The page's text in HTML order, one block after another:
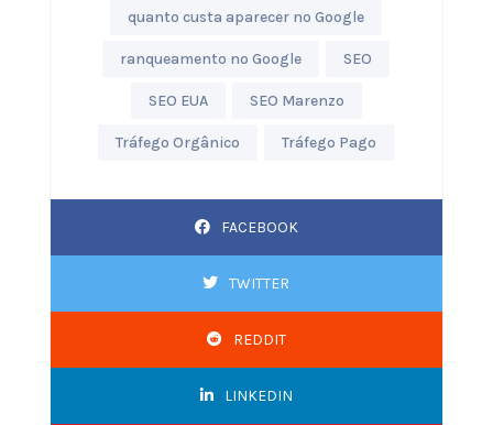
quanto custa aparecer no Google
ranqueamento no Google SEO
SEO EUA SEO Marenzo
Tráfego Orgânico Tráfego Pago
FACEBOOK
TWITTER
REDDIT
LINKEDIN